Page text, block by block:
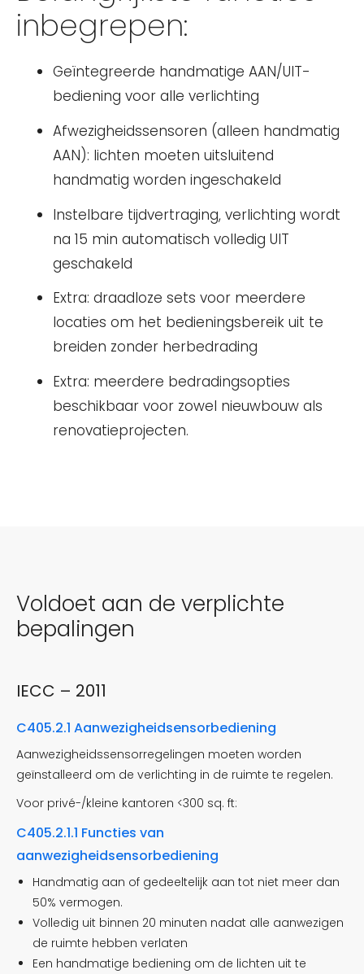
inbegrepen:
Geïntegreerde handmatige AAN/UIT-
bediening voor alle verlichting
Afwezigheidssensoren (alleen handmatig
AAN): lichten moeten uitsluitend
handmatig worden ingeschakeld
Instelbare tijdvertraging, verlichting wordt
na 15 min automatisch volledig UIT
geschakeld
Extra: draadloze sets voor meerdere
locaties om het bedieningsbereik uit te
breiden zonder herbedrading
Extra: meerdere bedradingsopties
beschikbaar voor zowel nieuwbouw als
renovatieprojecten.
Voldoet aan de verplichte
bepalingen
IECC – 2011
C405.2.1 Aanwezigheidsensorbediening
Aanwezigheidssensorregelingen moeten worden
geïnstalleerd om de verlichting in de ruimte te regelen.
Voor privé-/kleine kantoren <300 sq. ft:
C405.2.1.1 Functies van
aanwezigheidsensorbediening
Handmatig aan of gedeeltelijk aan tot niet meer dan
50% vermogen.
Volledig uit binnen 20 minuten nadat alle aanwezigen
de ruimte hebben verlaten
Een handmatige bediening om de lichten uit te